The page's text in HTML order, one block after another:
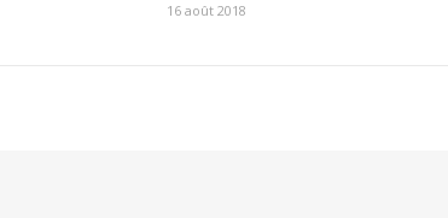
16 août 2018